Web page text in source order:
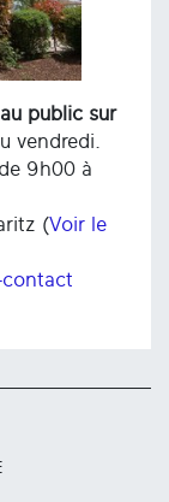
public sur
vendredi.
9h00 à
(Voir le
contact